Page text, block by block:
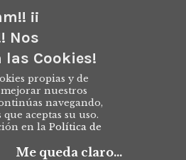
¡¡
Nos
las Cookies!
propias y de
nuestros
navegando,
aceptas su uso.
en la Política de
Me queda claro...